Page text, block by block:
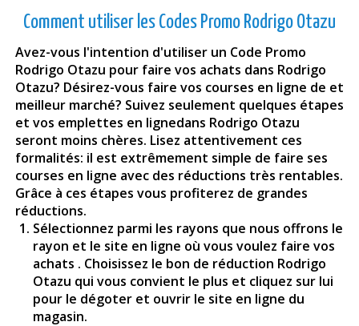
Comment utiliser les Codes Promo Rodrigo Otazu
Avez-vous l'intention d'utiliser un Code Promo
Rodrigo Otazu pour faire vos achats dans Rodrigo
Otazu? Désirez-vous faire vos courses en ligne de et
meilleur marché? Suivez seulement quelques étapes
et vos emplettes en lignedans Rodrigo Otazu
seront moins chères. Lisez attentivement ces
formalités: il est extrêmement simple de faire ses
courses en ligne avec des réductions très rentables.
Grâce à ces étapes vous profiterez de grandes
réductions.
Sélectionnez parmi les rayons que nous offrons le
rayon et le site en ligne où vous voulez faire vos
achats . Choisissez le bon de réduction Rodrigo
Otazu qui vous convient le plus et cliquez sur lui
pour le dégoter et ouvrir le site en ligne du
magasin.